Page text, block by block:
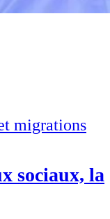
migrations
sociaux, la